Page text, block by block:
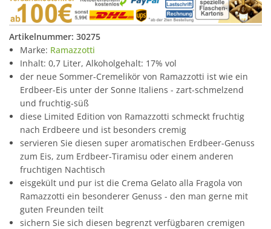
Artikelnummer: 30275
Marke: Ramazzotti
Inhalt: 0,7 Liter, Alkoholgehalt: 17% vol
der neue Sommer-Cremelikör von Ramazzotti ist wie ein
Erdbeer-Eis unter der Sonne Italiens - zart-schmelzend
und fruchtig-süß
diese Limited Edition von Ramazzotti schmeckt fruchtig
nach Erdbeere und ist besonders cremig
servieren Sie diesen super aromatischen Erdbeer-Genuss
zum Eis, zum Erdbeer-Tiramisu oder einem anderen
fruchtigen Nachtisch
eisgekült und pur ist die Crema Gelato alla Fragola von
Ramazzotti ein besonderer Genuss - den man gerne mit
guten Freunden teilt
sichern Sie sich diesen begrenzt verfügbaren cremigen